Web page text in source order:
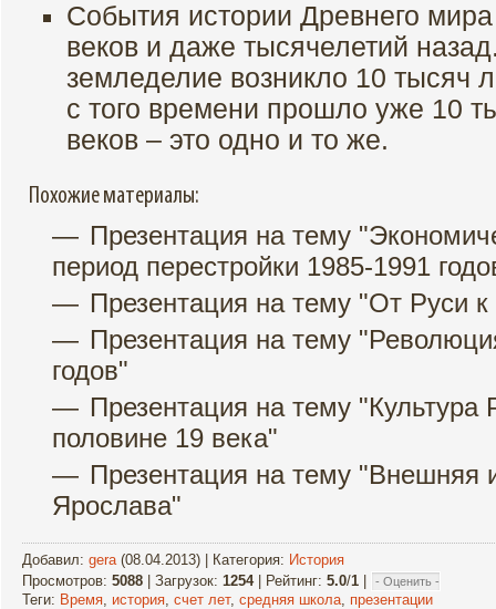
События истории Древнего
веков и даже тысячелетий
земледелие возникло 10 тысяч
с того времени прошло уже 10
веков – это одно и то же.
Похожие материалы:
Презентация на тему
период перестройки 1985-1991
Презентация на тему "От Руси к
Презентация на тему
годов"
Презентация на тему "Культура
половине 19 века"
Презентация на тему "Внешняя
Ярослава"
Добавил: gera (08.04.2013) | Категория: История
Просмотров: 5088 | Загрузок: 1254| Рейтинг: 5.0/1 |
Теги: Время история счет лет, средняя школа презентации